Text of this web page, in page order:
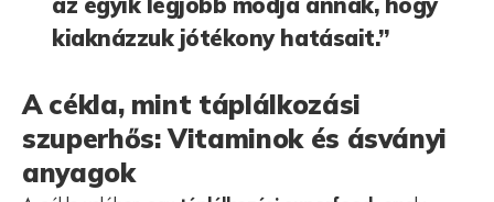
kiaknázzuk jótékony hatásait.”
A cékla, mint táplálkozási
szuperhős: Vitaminok és ásványi
anyagok